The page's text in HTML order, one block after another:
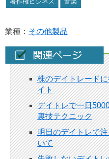
業種： その他製品
株のデイトレード
イト
デイトレで一日
裏技テクニック
明日のデイトレで
いて